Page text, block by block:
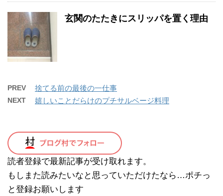
玄関のたたきにスリッパを置く理由
PREV 捨てる前の最後の一仕事
NEXT 嬉しいことだらけのプチサルベージ料理
読者登録で最新記事が受け取れます。
もしまた読みたいなと思っていただけたなら…ポチっ
と登録お願いします